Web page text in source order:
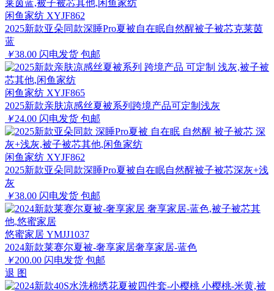
闲鱼家纺 XYJF862
2025新款亚朵同款深睡Pro夏被自在眠自然醒被子被芯克莱茵
蓝
￥38.00 闪电发货 包邮
闲鱼家纺 XYJF865
2025新款亲肤凉感丝夏被系列跨境产品可定制浅灰
￥24.00 闪电发货 包邮
闲鱼家纺 XYJF862
2025新款亚朵同款深睡Pro夏被自在眠自然醒被子被芯深灰+浅
灰
￥38.00 闪电发货 包邮
悠蜜家居 YMJJ1037
2024新款莱赛尔夏被-奢享家居奢享家居-蓝色
￥200.00 闪电发货 包邮
退 图